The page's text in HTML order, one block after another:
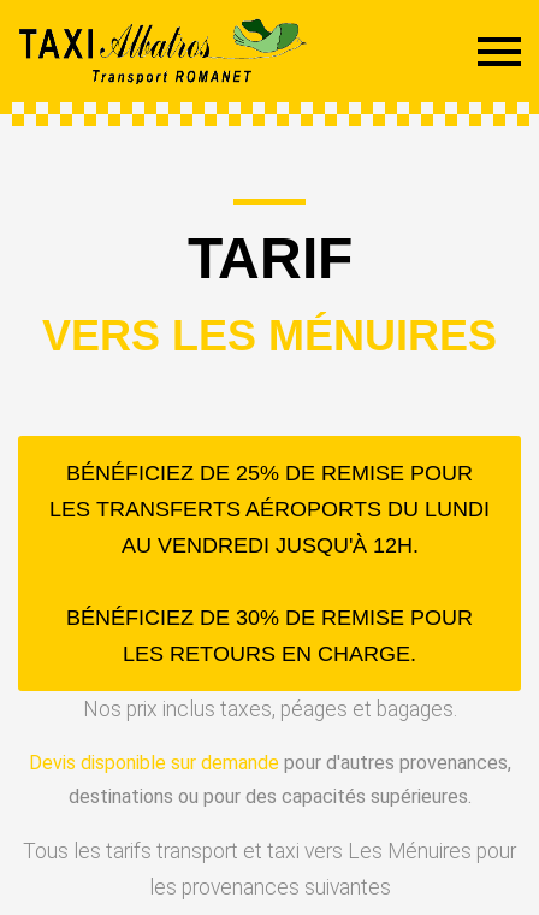
TARIF
VERS LES MÉNUIRES
BÉNÉFICIEZ DE 25% DE REMISE POUR
LES TRANSFERTS AÉROPORTS DU LUNDI
AU VENDREDI JUSQU'À 12H.
BÉNÉFICIEZ DE 30% DE REMISE POUR
LES RETOURS EN CHARGE.
Nos prix inclus taxes, péages et bagages.
Devis disponible sur demandepour d'autres provenances,
destinations ou pour des capacités supérieures.
Tous les tarifs transport et taxi vers Les Ménuires pour
les provenances suivantes